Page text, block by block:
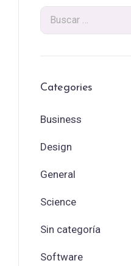
Categories
Business
Design
General
Science
Sin categoría
Software